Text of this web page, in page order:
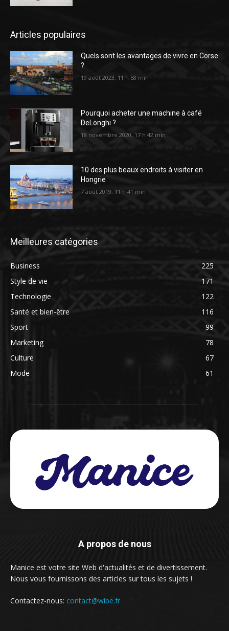
Articles populaires
Quels sont les avantages de vivre en Corse
?
19 août 2023, 11 h 58 min
Pourquoi acheter une machine à café
DeLonghi ?
18 novembre 2020, 17 h 42 min
10 des plus beaux endroits à visiter en
Hongrie
7 août 2019, 11 h 41 min
Meilleures catégories
Business
225
Style de vie
171
Technologie
122
Santé et bien-être
116
Sport
99
Marketing
78
Culture
67
Mode
61
A propos de nous
Manice est votre site Web d'actualités et de divertissement.
Nous vous fournissons des articles sur tous les sujets !
Contactez-nous: contact@wibe.fr